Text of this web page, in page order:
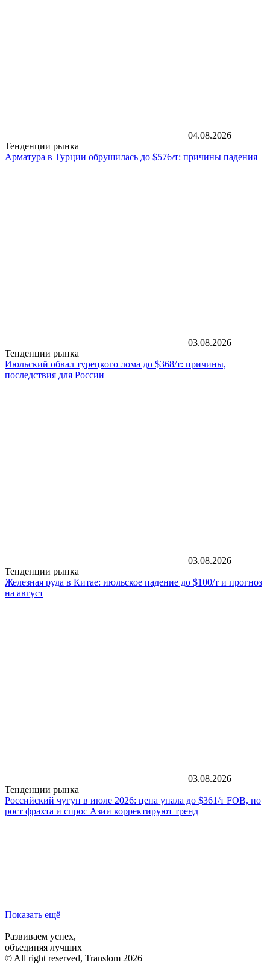
04.08.2026
Тенденции рынка
Арматура в Турции обрушилась до $576/т: причины падения
03.08.2026
Тенденции рынка
Июльский обвал турецкого лома до $368/т: причины,
последствия для России
03.08.2026
Тенденции рынка
Железная руда в Китае: июльское падение до $100/т и прогноз
на август
03.08.2026
Тенденции рынка
Российский чугун в июле 2026: цена упала до $361/т FOB, но
рост фрахта и спрос Азии корректируют тренд
Показать ещё
Развиваем успех,
объединяя лучших
© All right reserved, Translom 2026